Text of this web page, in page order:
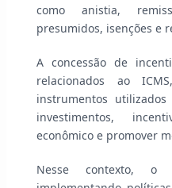
como anistia,
presumidos, isenções e
A concessão de
relacionados ao
instrumentos
investimentos,
econômico e promover
Nesse contexto,